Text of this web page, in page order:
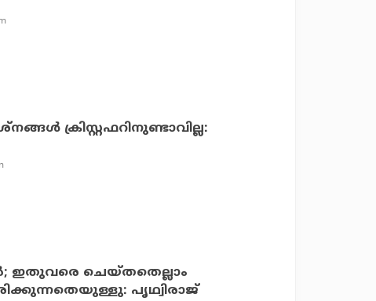
ക്രിസ്റ്റഫറിനുണ്ടാവില്ല:
ഇതുവരെ ചെയ്തതെല്ലാം
പൃഥ്വിരാജ്